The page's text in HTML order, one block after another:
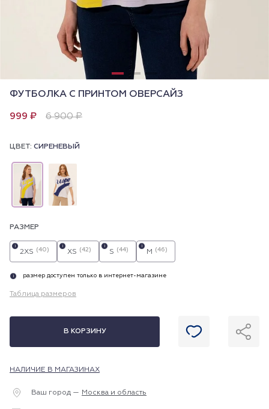
ФУТБОЛКА С ПРИНТОМ ОВЕРСАЙЗ
999 ₽ 6 900 ₽
ЦВЕТ: СИРЕНЕВЫЙ
РАЗМЕР
2XS (40)
i
XS (42)
i
S (44)
i
M (46)
i
i размер доступен только в интернет-магазине
Таблица размеров
В КОРЗИНУ
НАЛИЧИЕ В МАГАЗИНАХ
Ваш город — Москва и область